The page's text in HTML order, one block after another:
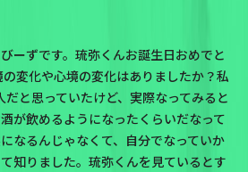
ーずです。琉弥くんお誕生日おめでと
変化や心境の変化はありましたか？私
だと思っていたけど、実際なってみると
が飲めるようになったくらいだなって
なるんじゃなくて、自分でなっていか
知りました。琉弥くんを見ているとす